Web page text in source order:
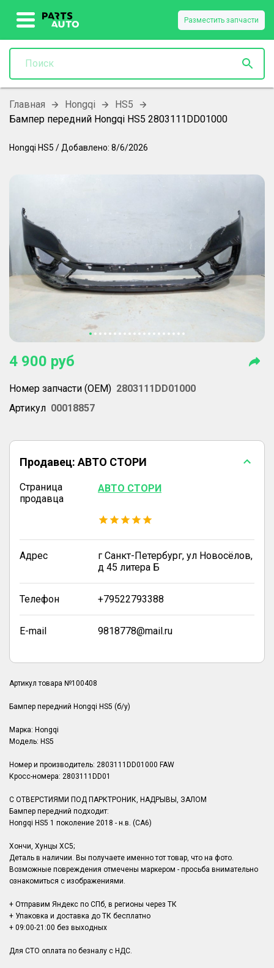
Разместить запчасти
Главная Hongqi
HS5
Бампер передний Hongqi HS5 2803111DD01000
Hongqi HS5 / Добавлено: 8/6/2026
4 900 руб
Номер запчасти (OEM) 2803111DD01000
Артикул 00018857
Продавец: АВТО СТОРИ
Страница
продавца
АВТО СТОРИ
Адрес
г Санкт-Петербург, ул Новосёлов,
д 45 литера Б
Телефон +79522793388
E-mail 9818778@mail.ru
Артикул товара №100408
Бампер передний Hongqi HS5 (б/у)
Марка: Hongqi
Модель: HS5
Номер и производитель: 2803111DD01000 FAW
Кросс-номера: 2803111DD01
С ОТВЕРСТИЯМИ ПОД ПАРКТРОНИК, НАДРЫВЫ, ЗАЛОМ
Бампер передний подходит:
Hongqi HS5 1 поколение 2018 - н.в. (CA6)
Хончи, Хунцы ХС5;
Деталь в наличии. Вы получаете именно тот товар, что на фото.
Возможные повреждения отмечены маркером - просьба внимательно
ознакомиться с изображениями.
+ Отправим Яндекс по СПб, в регионы через ТК
+ Упаковка и доставка до ТК бесплатно
+ 09:00-21:00 без выходных
Для СТО оплата по безналу с НДС.